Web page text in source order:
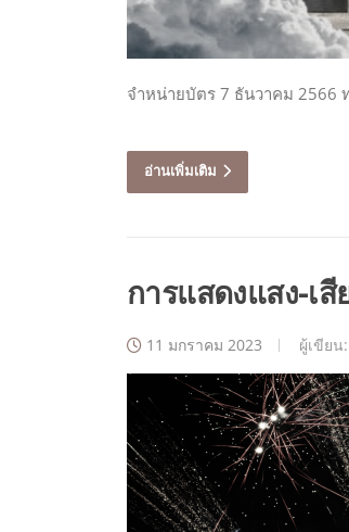
จำหน่ายบัตร 7 ธันวาคม 2566
อ่านเพิ่มเติม
การแสดงแสง-เ
11 มกราคม 2023 ผู้เขียน: